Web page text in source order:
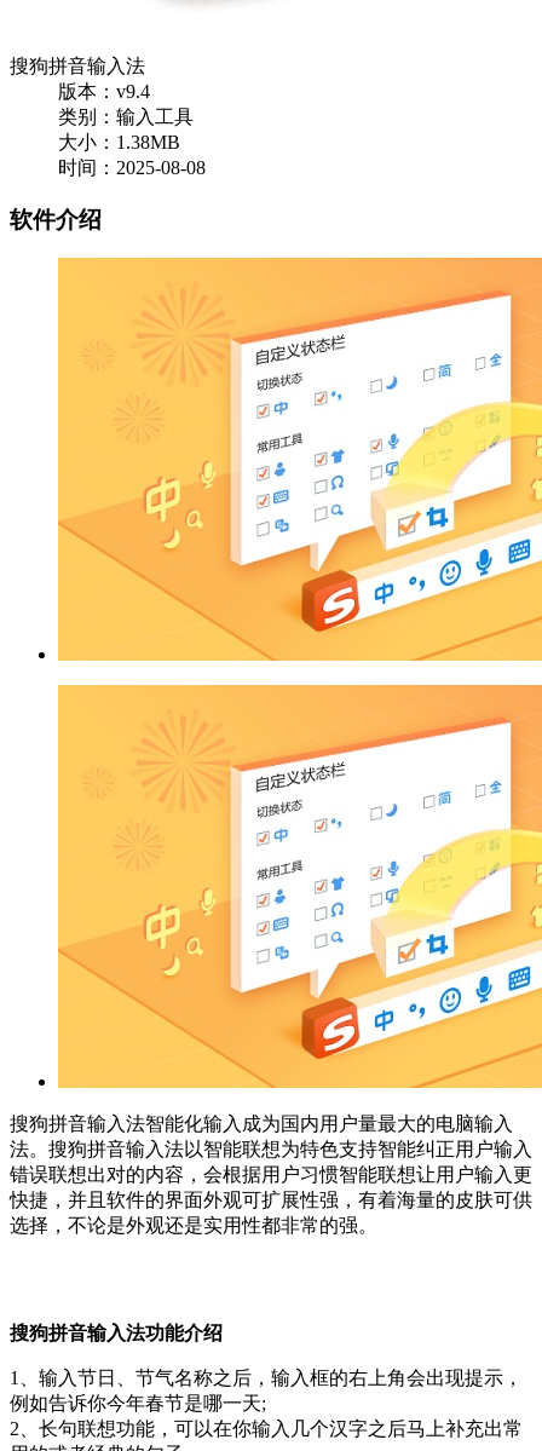
搜狗拼音输入法
版本：v9.4
类别：输入工具
大小：1.38MB
时间：2025-08-08
软件介绍
搜狗拼音输入法智能化输入成为国内用户量最大的电脑输入
法。搜狗拼音输入法以智能联想为特色支持智能纠正用户输入
错误联想出对的内容，会根据用户习惯智能联想让用户输入更
快捷，并且软件的界面外观可扩展性强，有着海量的皮肤可供
选择，不论是外观还是实用性都非常的强。
搜狗拼音输入法功能介绍
1、输入节日、节气名称之后，输入框的右上角会出现提示，
例如告诉你今年春节是哪一天;
2、长句联想功能，可以在你输入几个汉字之后马上补充出常